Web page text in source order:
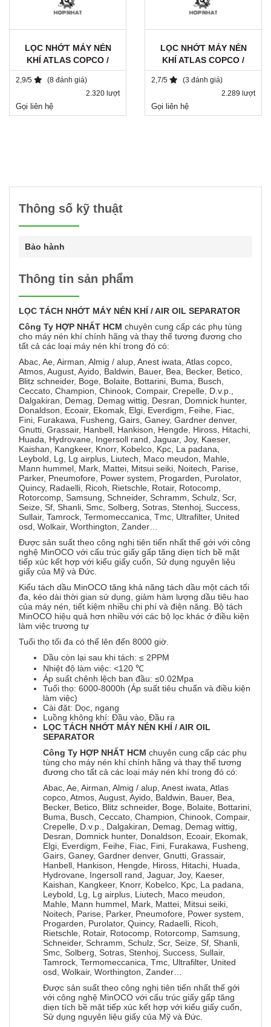
LỌC NHỚT MÁY NÉN
KHÍ ATLAS COPCO /
1202804090
2,9/5
(8 đánh giá)
2.320 lượt
Gọi liên hệ
LỌC NHỚT MÁY NÉN
KHÍ ATLAS COPCO /
1513033700 / SH 8113
2,7/5
(3 đánh giá)
2.289 lượt
Gọi liên hệ
Thông số kỹ thuật
Bảo hành
Thông tin sản phẩm
LỌC TÁCH NHỚT MÁY NÉN KHÍ / AIR OIL SEPARATOR
Công Ty HỢP NHẤT HCM chuyên cung cấp các phụ tùng
cho máy nén khí chính hãng và thay thế tương đương cho
tất cả các loại máy nén khí trong đó có:
Abac, Ae, Airman, Almig / alup, Anest iwata, Atlas copco,
Atmos, August, Ayido, Baldwin, Bauer, Bea, Becker, Betico,
Blitz schneider, Boge, Bolaite, Bottarini, Buma, Busch,
Ceccato, Champion, Chinook, Compair, Crepelle, D.v.p.,
Dalgakiran, Demag, Demag wittig, Desran, Domnick hunter,
Donaldson, Ecoair, Ekomak, Elgi, Everdigm, Feihe, Fiac,
Fini, Furakawa, Fusheng, Gairs, Ganey, Gardner denver,
Gnutti, Grassair, Hanbell, Hankison, Hengde, Hiross, Hitachi,
Huada, Hydrovane, Ingersoll rand, Jaguar, Joy, Kaeser,
Kaishan, Kangkeer, Knorr, Kobelco, Kpc, La padana,
Leybold, Lg, Lg airplus, Liutech, Maco meudon, Mahle,
Mann hummel, Mark, Mattei, Mitsui seiki, Noitech, Parise,
Parker, Pneumofore, Power system, Progarden, Purolator,
Quincy, Radaelli, Ricoh, Rietschle, Rotair, Rotocomp,
Rotorcomp, Samsung, Schneider, Schramm, Schulz, Scr,
Seize, Sf, Shanli, Smc, Solberg, Sotras, Stenhoj, Success,
Sullair, Tamrock, Termomeccanica, Tmc, Ultrafilter, United
osd, Wolkair, Worthington, Zander…
Được sản suất theo công nghị tiên tiến nhất thế gới với công
nghệ MinOCO với cấu trúc giấy gấp tăng diẹn tích bề mặt
tiếp xúc kết hợp với kiểu giấy cuốn, Sử dụng nguyên liệu
giấy của Mỹ và Đức.
Kiểu tách dầu MinOCO tăng khả năng tách dầu một cách tối
đa, kéo dài thời gian sử dụng, giảm hàm lượng dầu tiêu hao
của máy nén, tiết kiệm nhiều chi phí và điện năng. Bộ tách
MinOCO hiệu quả hơn nhiều với các bộ lọc khác ở điều kiện
làm việc trương tự
Tuổi thọ tối đa có thể lên đến 8000 giờ.
Dầu còn lại sau khi tách: ≤ 2PPM
Nhiệt độ làm việc: <120 ℃
Áp suất chênh lệch ban đầu: ≤0.02Mpa
Tuổi thọ: 6000-8000h (Áp suất tiêu chuẩn và điều kiện
làm việc)
Cài đặt: Dọc, ngang
Luồng không khí: Đầu vào, Đầu ra
LỌC TÁCH NHỚT MÁY NÉN KHÍ / AIR OIL
SEPARATOR
Công Ty HỢP NHẤT HCM chuyên cung cấp các phụ
tùng cho máy nén khí chính hãng và thay thế tương
đương cho tất cả các loại máy nén khí trong đó có:
Abac, Ae, Airman, Almig / alup, Anest iwata, Atlas
copco, Atmos, August, Ayido, Baldwin, Bauer, Bea,
Becker, Betico, Blitz schneider, Boge, Bolaite, Bottarini,
Buma, Busch, Ceccato, Champion, Chinook, Compair,
Crepelle, D.v.p., Dalgakiran, Demag, Demag wittig,
Desran, Domnick hunter, Donaldson, Ecoair, Ekomak,
Elgi, Everdigm, Feihe, Fiac, Fini, Furakawa, Fusheng,
Gairs, Ganey, Gardner denver, Gnutti, Grassair,
Hanbell, Hankison, Hengde, Hiross, Hitachi, Huada,
Hydrovane, Ingersoll rand, Jaguar, Joy, Kaeser,
Kaishan, Kangkeer, Knorr, Kobelco, Kpc, La padana,
Leybold, Lg, Lg airplus, Liutech, Maco meudon,
Mahle, Mann hummel, Mark, Mattei, Mitsui seiki,
Noitech, Parise, Parker, Pneumofore, Power system,
Progarden, Purolator, Quincy, Radaelli, Ricoh,
Rietschle, Rotair, Rotocomp, Rotorcomp, Samsung,
Schneider, Schramm, Schulz, Scr, Seize, Sf, Shanli,
Smc, Solberg, Sotras, Stenhoj, Success, Sullair,
Tamrock, Termomeccanica, Tmc, Ultrafilter, United
osd, Wolkair, Worthington, Zander…
Được sản suất theo công nghị tiên tiến nhất thế gới
với công nghệ MinOCO với cấu trúc giấy gấp tăng
diẹn tích bề mặt tiếp xúc kết hợp với kiểu giấy cuốn,
Sử dụng nguyên liệu giấy của Mỹ và Đức.